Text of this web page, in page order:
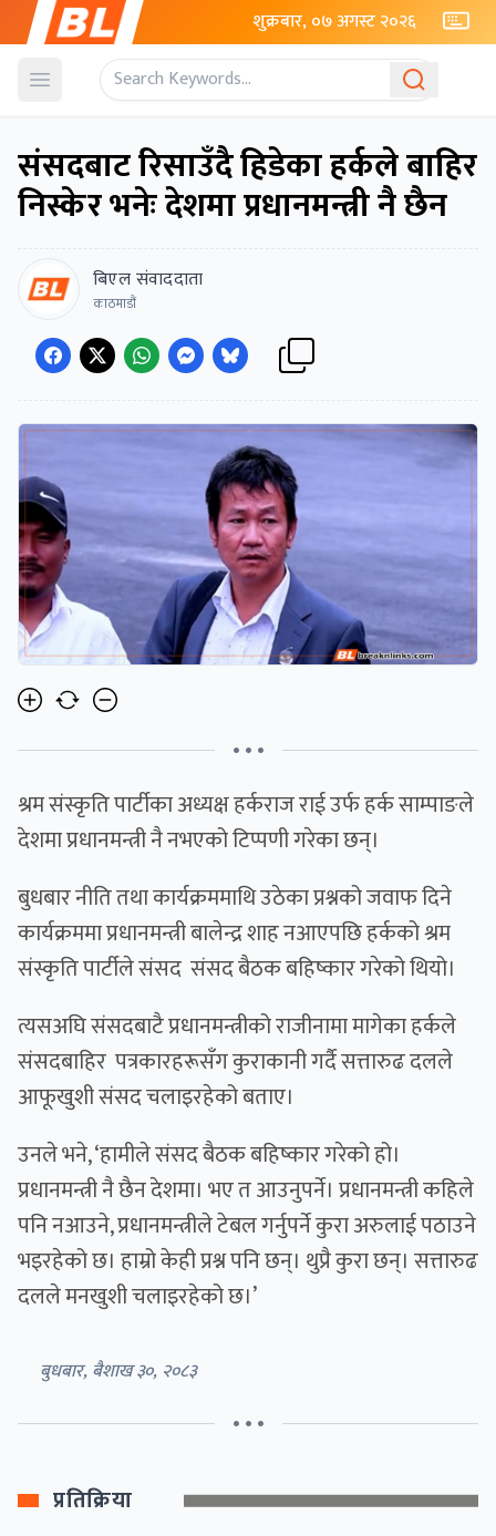
शुक्रबार, ०७ अगस्ट २०२६
Open menu
संसदबाट रिसाउँदै हिडेका हर्कले बाहिर
निस्केर भनेः देशमा प्रधानमन्त्री नै छैन
बिएल संवाददाता
काठमाडौं
• • •
श्रम संस्कृति पार्टीका अध्यक्ष हर्कराज राई उर्फ हर्क साम्पाङले
देशमा प्रधानमन्त्री नै नभएको टिप्पणी गरेका छन्।
बुधबार नीति तथा कार्यक्रममाथि उठेका प्रश्नको जवाफ दिने
कार्यक्रममा प्रधानमन्त्री बालेन्द्र शाह नआएपछि हर्कको श्रम
संस्कृति पार्टीले संसद संसद बैठक बहिष्कार गरेको थियो।
त्यसअघि संसदबाटै प्रधानमन्त्रीको राजीनामा मागेका हर्कले
संसदबाहिर पत्रकारहरूसँग कुराकानी गर्दै सत्तारुढ दलले
आफूखुशी संसद चलाइरहेको बताए।
उनले भने, ‘हामीले संसद बैठक बहिष्कार गरेको हो।
प्रधानमन्त्री नै छैन देशमा। भए त आउनुपर्ने। प्रधानमन्त्री कहिले
पनि नआउने, प्रधानमन्त्रीले टेबल गर्नुपर्ने कुरा अरुलाई पठाउने
भइरहेको छ। हाम्रो केही प्रश्न पनि छन्। थुप्रै कुरा छन्। सत्तारुढ
दलले मनखुशी चलाइरहेको छ।’
बुधबार, बैशाख ३०, २०८३
• • •
प्रतिक्रिया